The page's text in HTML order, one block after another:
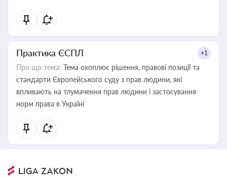
Практика ЄСПЛ +1
Про що тема: Тема охоплює рішення, правові позиції та
стандарти Європейського суду з прав людини, які
впливають на тлумачення прав людини і застосування
норм права в Україні